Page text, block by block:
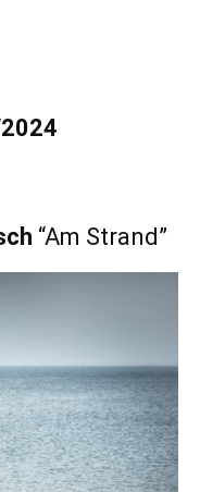
2024
“Am Strand”